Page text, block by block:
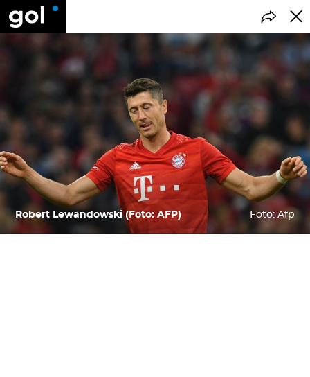
Robert Lewandowski (Foto: AFP) Foto: Afp